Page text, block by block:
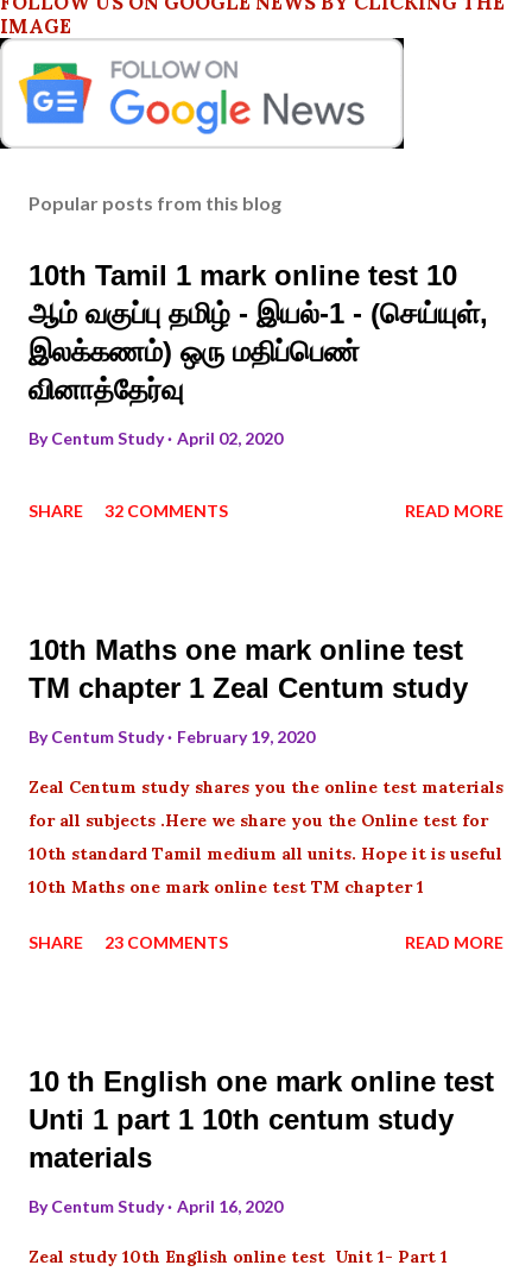
IMAGE
Popular posts from this blog
10th Tamil 1 mark online test 10
ஆம் வகுப்பு தமிழ் - இயல்-1 - (செய்யுள்,
இலக்கணம்) ஒரு மதிப்பெண்
வினாத்தேர்வு
ByCentum Study April 02, 2020
SHARE 32 COMMENTS READ MORE
10th Maths one mark online test
TM chapter 1 Zeal Centum study
ByCentum Study February 19, 2020
Zeal Centum study shares you the online test materials
for all subjects .Here we share you the Online test for
10th standard Tamil medium all units. Hope it is useful
10th Maths one mark online test TM chapter 1
SHARE 23 COMMENTS READ MORE
10 th English one mark online test
Unti 1 part 1 10th centum study
materials
ByCentum Study April 16, 2020
Zeal study 10th English online test Unit 1- Part 1